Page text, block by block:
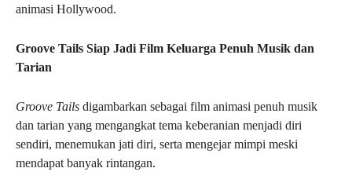
animasi Hollywood.
Groove Tails Siap Jadi Film Keluarga Penuh Musik dan
Tarian
Groove Tails digambarkan sebagai film animasi penuh musik
dan tarian yang mengangkat tema keberanian menjadi diri
sendiri, menemukan jati diri, serta mengejar mimpi meski
mendapat banyak rintangan.